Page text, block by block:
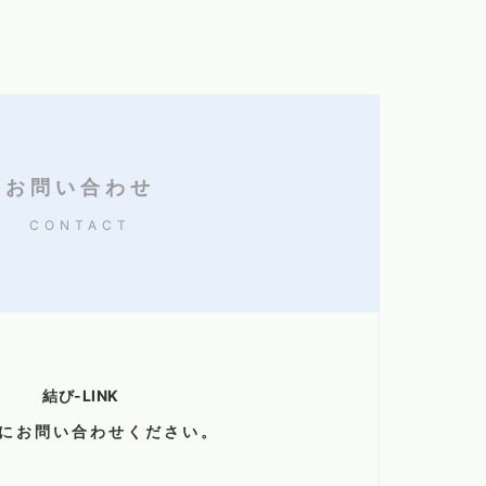
お問い合わせ
CONTACT
結び-LINK
お問い合わせください。